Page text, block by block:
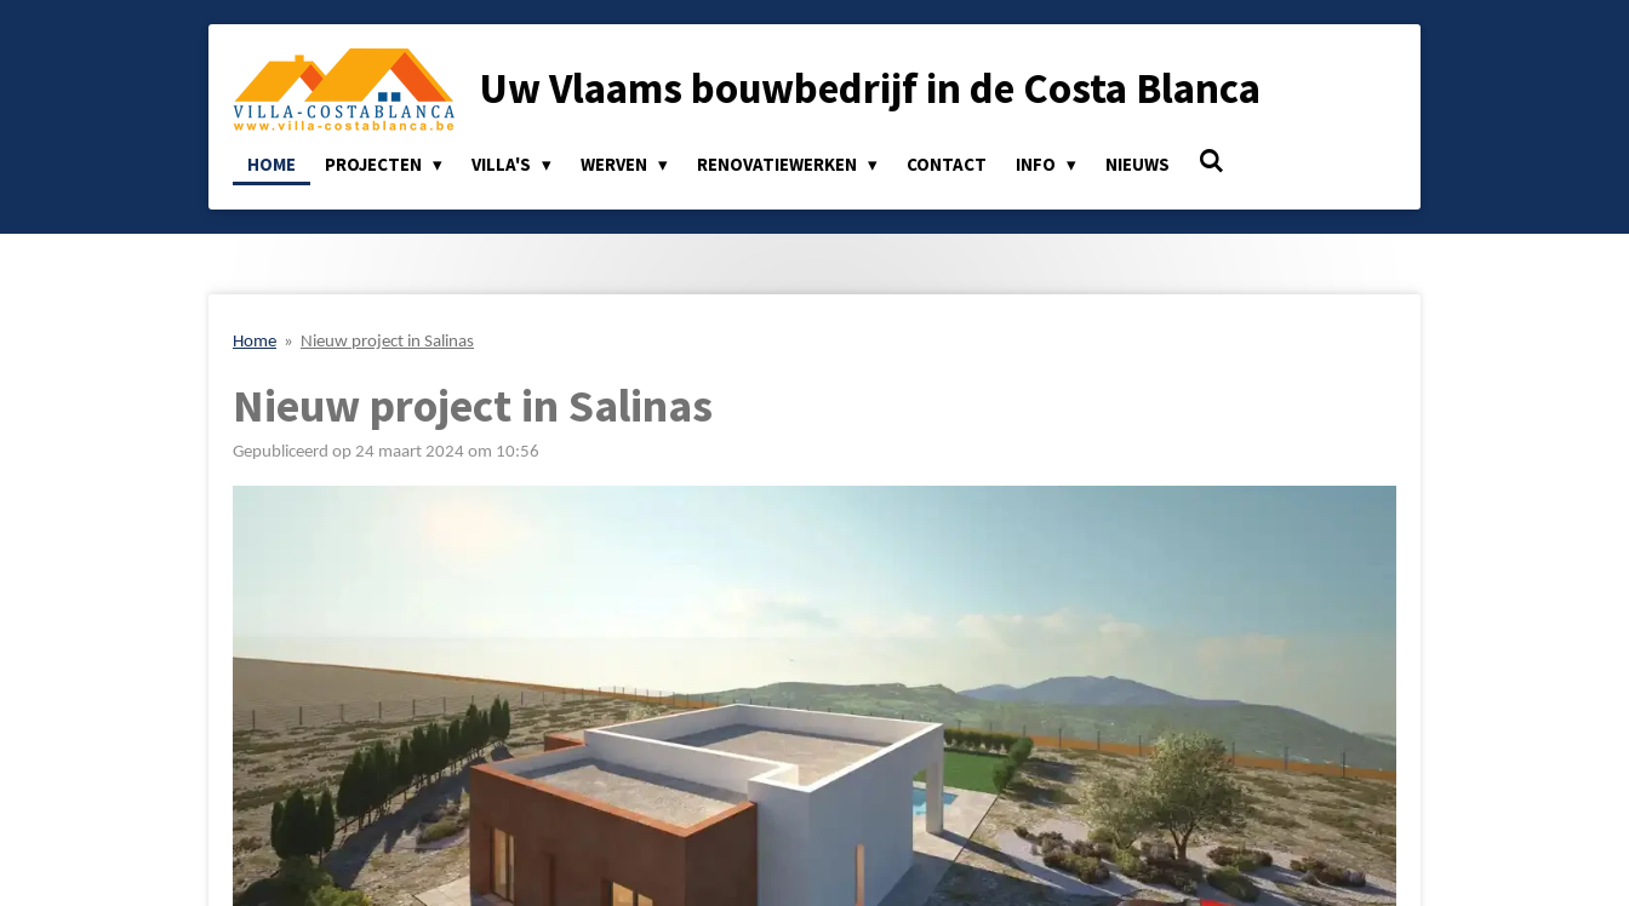
Uw Vlaams bouwbedrijf in de Costa Blanca
HOME PROJECTEN VILLA'S WERVEN RENOVATIEWERKEN CONTACT INFO NIEUWS
Home » Nieuw project in Salinas
Nieuw project in Salinas
Gepubliceerd op 24 maart 2024 om 10:56